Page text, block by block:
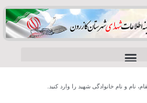
نام و نام خانوادگی شهید را وارد کنید.